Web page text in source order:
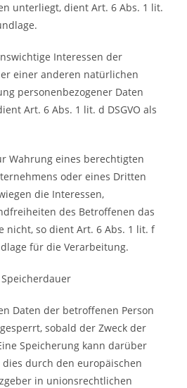
unterliegt, dient Art. 6 Abs. 1 lit.
Interessen der
einer anderen natürlichen
personenbezogener Daten
Art. 6 Abs. 1 lit. d DSGVO als
Wahrung eines berechtigten
oder eines Dritten
die Interessen,
des Betroffenen das
nicht, so dient Art. 6 Abs. 1 lit. f
für die Verarbeitung.
Daten der betroffenen Person
sobald der Zweck der
Speicherung kann darüber
durch den europäischen
in unionsrechtlichen